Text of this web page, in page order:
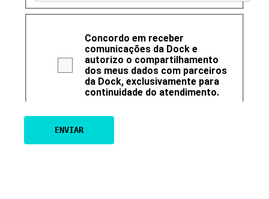
Concordo em receber
comunicações da Dock e
autorizo o compartilhamento
dos meus dados com parceiros
da Dock, exclusivamente para
continuidade do atendimento.